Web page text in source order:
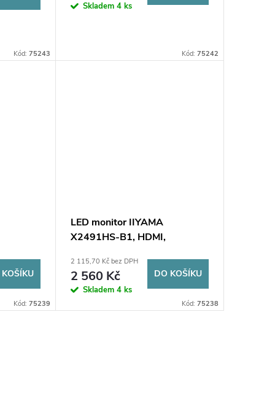
Kód: 75243
Skladem 4 ks
Kód: 75242
Kód: 75239
LED monitor IIYAMA
X2491HS-B1, HDMI,
ms, reproduktory
2 115,70 Kč bez DPH
2 560 Kč
Skladem 4 ks
DO KOŠÍKU
Kód: 75238